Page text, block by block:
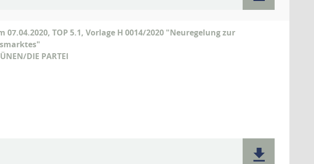
TOP 5.1, Vorlage H 0014/2020 "Neuregelung zur
DIE PARTEI